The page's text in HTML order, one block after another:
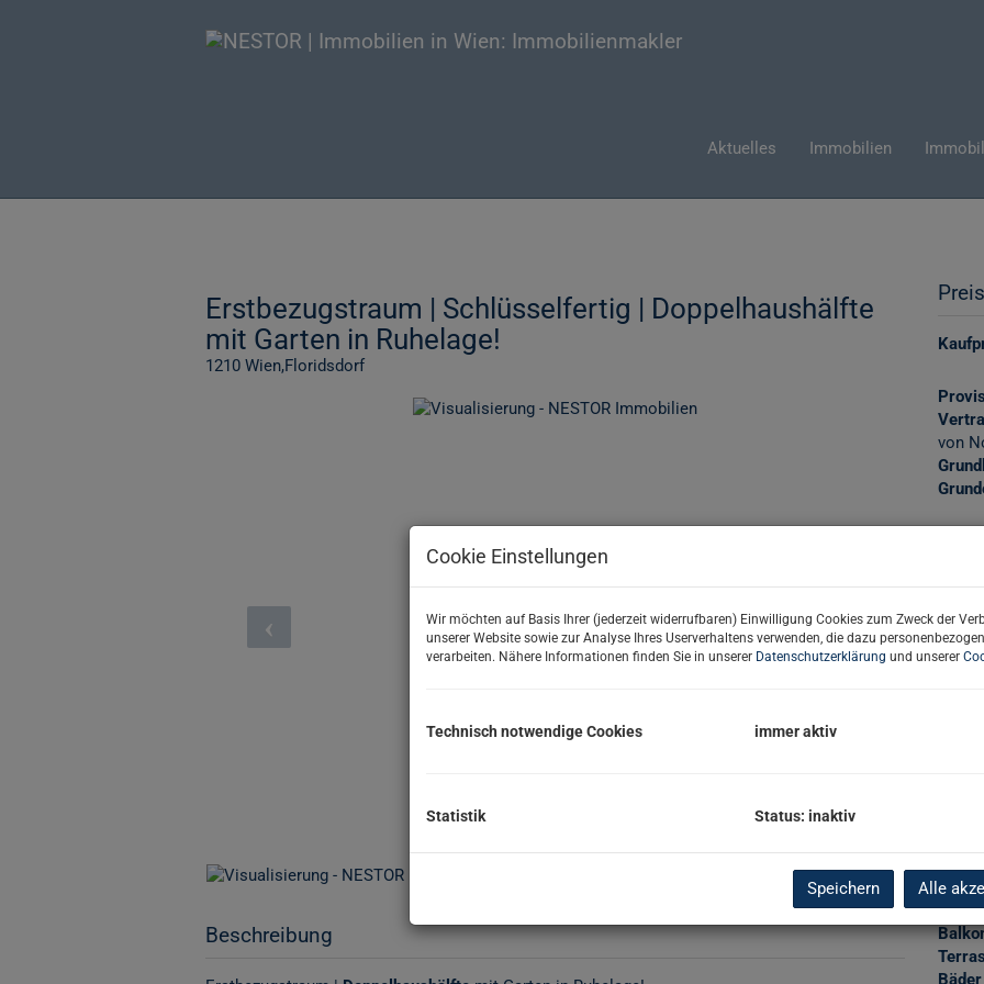
Aktuelles Immobilien
Erstbezugstraum | Schlüsselfertig | Doppelhaushälfte
mit Garten in Ruhelage!
1210 Wien,Floridsdorf
Beschreibung
von
Bäder
Cookie Einstellungen
Wir möchten auf Basis Ihrer (jederzeit widerrufbaren) Einwilligung Cookies zum Zweck der
unserer Website sowie zur Analyse Ihres Userverhaltens verwenden, die dazu
verarbeiten. Nähere Informationen finden Sie in unserer Datenschutzerklärung und unserer
Technisch notwendige Cookies immer aktiv
Statistik Status: inaktiv
Speichern Alle